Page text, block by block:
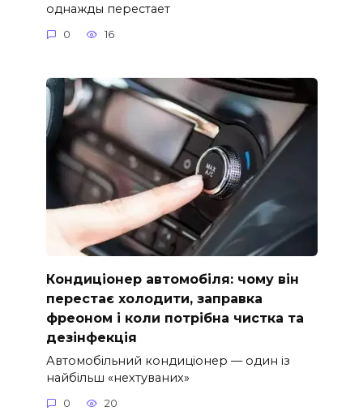
однажды перестает
0 16
Кондиціонер автомобіля: чому він
перестає холодити, заправка
фреоном і коли потрібна чистка та
дезінфекція
Автомобільний кондиціонер — один із
найбільш «нехтуваних»
0 20